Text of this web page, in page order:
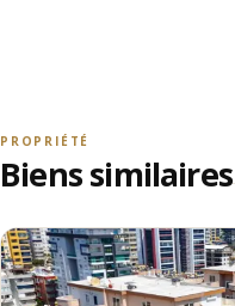
PROPRIÉTÉ
Biens similaires